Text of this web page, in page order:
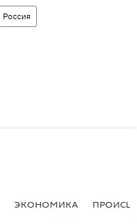
Россия
ЭКОНОМИКА